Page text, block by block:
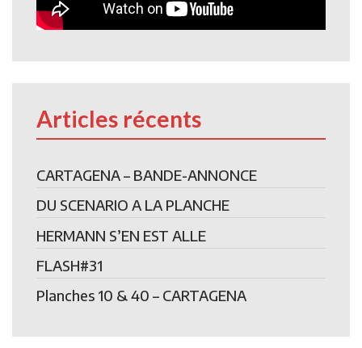
Articles récents
CARTAGENA – BANDE-ANNONCE
DU SCENARIO A LA PLANCHE
HERMANN S’EN EST ALLE
FLASH#31
Planches 10 & 40 – CARTAGENA